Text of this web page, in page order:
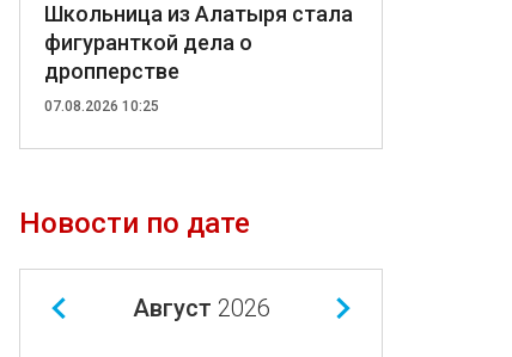
Школьница из Алатыря стала
фигуранткой дела о
дропперстве
07.08.2026 10:25
Новости по дате
Август 2026